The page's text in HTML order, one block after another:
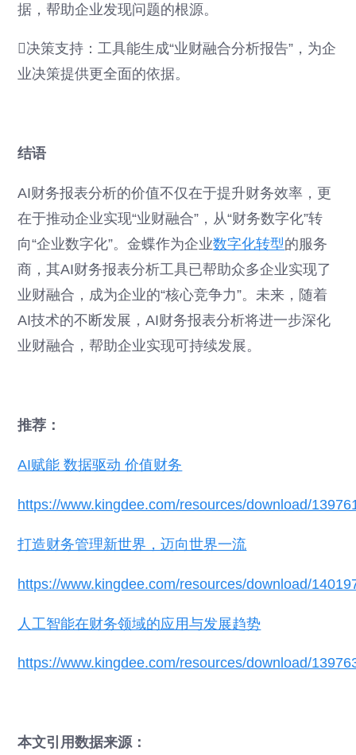
据，帮助企业发现问题的根源。
决策支持：工具能生成“业财融合分析报告”，为企
业决策提供更全面的依据。
结语
AI财务报表分析的价值不仅在于提升财务效率，更
在于推动企业实现“业财融合”，从“财务数字化”转
向“企业数字化”。金蝶作为企业数字化转型的服务
商，其AI财务报表分析工具已帮助众多企业实现了
业财融合，成为企业的“核心竞争力”。未来，随着
AI技术的不断发展，AI财务报表分析将进一步深化
业财融合，帮助企业实现可持续发展。
推荐：
AI赋能 数据驱动 价值财务
https://www.kingdee.com/resources/download/
打造财务管理新世界，迈向世界一流
https://www.kingdee.com/resources/download/
人工智能在财务领域的应用与发展趋势
https://www.kingdee.com/resources/download/
本文引用数据来源：